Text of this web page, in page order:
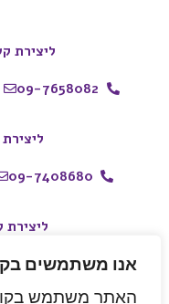
אנו משתמשים
האתר משתמש
ליצירת
09-7658082
09-7408680